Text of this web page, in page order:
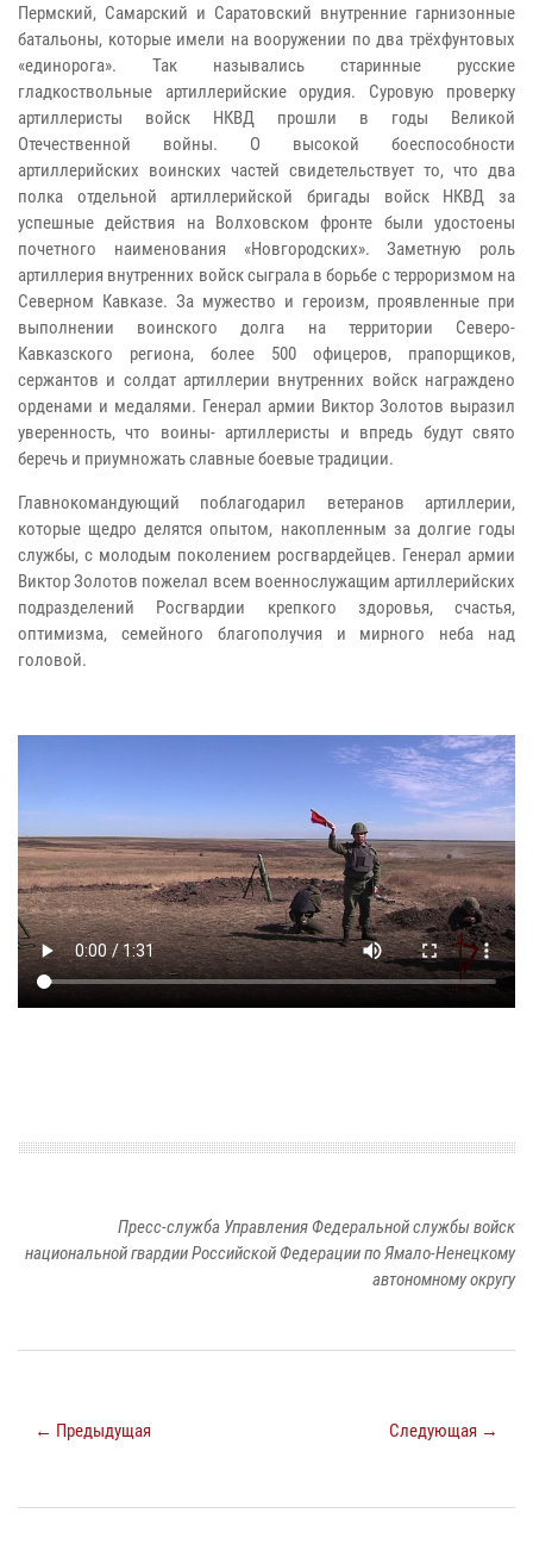
Пермский, Самарский и Саратовский внутренние гарнизонные
батальоны, которые имели на вооружении по два трёхфунтовых
«единорога». Так назывались старинные русские
гладкоствольные артиллерийские орудия. Суровую проверку
артиллеристы войск НКВД прошли в годы Великой
Отечественной войны. О высокой боеспособности
артиллерийских воинских частей свидетельствует то, что два
полка отдельной артиллерийской бригады войск НКВД за
успешные действия на Волховском фронте были удостоены
почетного наименования «Новгородских». Заметную роль
артиллерия внутренних войск сыграла в борьбе с терроризмом на
Северном Кавказе. За мужество и героизм, проявленные при
выполнении воинского долга на территории Северо-
Кавказского региона, более 500 офицеров, прапорщиков,
сержантов и солдат артиллерии внутренних войск награждено
орденами и медалями. Генерал армии Виктор Золотов выразил
уверенность, что воины- артиллеристы и впредь будут свято
беречь и приумножать славные боевые традиции.
Главнокомандующий поблагодарил ветеранов артиллерии,
которые щедро делятся опытом, накопленным за долгие годы
службы, с молодым поколением росгвардейцев. Генерал армии
Виктор Золотов пожелал всем военнослужащим артиллерийских
подразделений Росгвардии крепкого здоровья, счастья,
оптимизма, семейного благополучия и мирного неба над
головой.
Пресс-служба Управления Федеральной службы войск
национальной гвардии Российской Федерации по Ямало-Ненецкому
автономному округу
← Предыдущая Следующая →